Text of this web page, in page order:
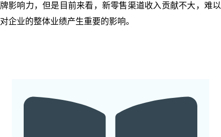
牌影响力，但是目前来看，新零售渠道收入贡献不大，难以
对企业的整体业绩产生重要的影响。